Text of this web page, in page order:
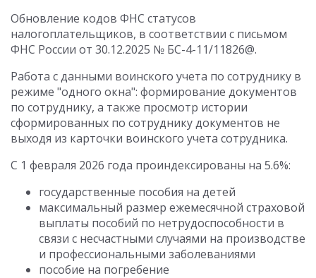
Обновление кодов ФНС статусов
налогоплательщиков, в соответствии с письмом
ФНС России от 30.12.2025 № БС-4-11/11826@.
Работа с данными воинского учета по сотруднику в
режиме "одного окна": формирование документов
по сотруднику, а также просмотр истории
сформированных по сотруднику документов не
выходя из карточки воинского учета сотрудника.
С 1 февраля 2026 года проиндексированы на 5.6%:
государственные пособия на детей
максимальный размер ежемесячной страховой
выплаты пособий по нетрудоспособности в
связи с несчастными случаями на производстве
и профессиональными заболеваниями
пособие на погребение